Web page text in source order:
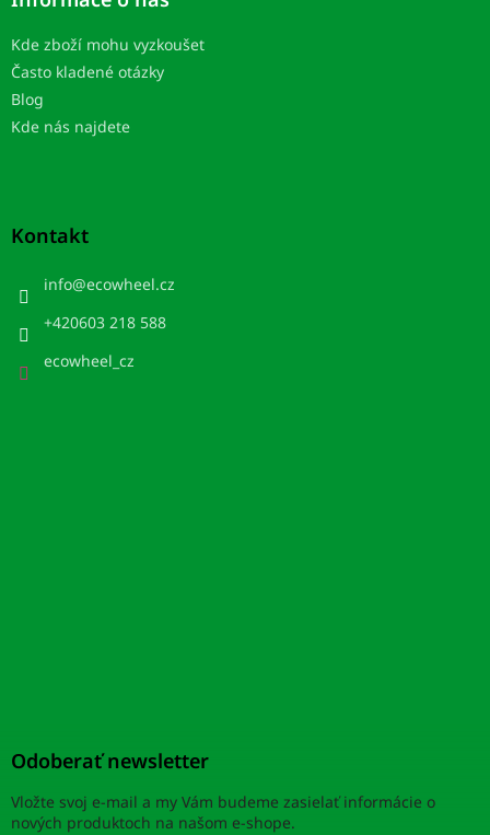
Kde zboží mohu vyzkoušet
Často kladené otázky
Blog
Kde nás najdete
Kontakt
info@ecowheel.cz
+420603 218 588
ecowheel_cz
Odoberať newsletter
Vložte svoj e-mail a my Vám budeme zasielať informácie o
nových produktoch na našom e-shope.